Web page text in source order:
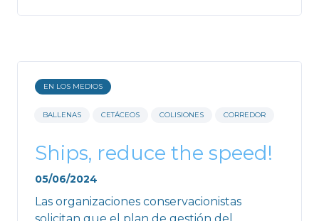
EN LOS MEDIOS
BALLENAS CETÁCEOS COLISIONES CORREDOR
Ships, reduce the speed!
05/06/2024
Las organizaciones conservacionistas